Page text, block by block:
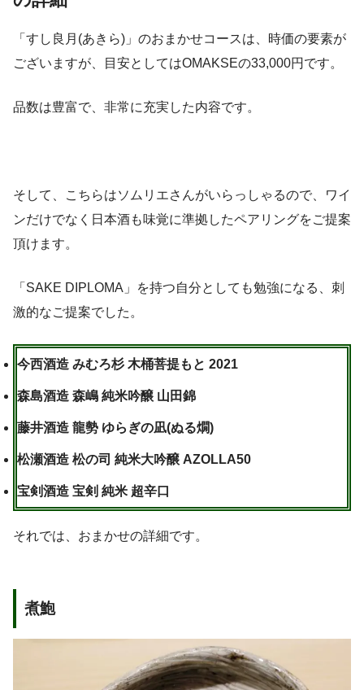
「すし良月(あきら)」のおまかせコースは、時価の要素が
ございますが、目安としてはOMAKSEの33,000円です。
品数は豊富で、非常に充実した内容です。
そして、こちらはソムリエさんがいらっしゃるので、ワイ
ンだけでなく日本酒も味覚に準拠したペアリングをご提案
頂けます。
「SAKE DIPLOMA」を持つ自分としても勉強になる、刺
激的なご提案でした。
今西酒造 みむろ杉 木桶菩提もと 2021
森島酒造 森嶋 純米吟醸 山田錦
藤井酒造 龍勢 ゆらぎの凪(ぬる燗)
松瀬酒造 松の司 純米大吟醸 AZOLLA50
宝剣酒造 宝剣 純米 超辛口
それでは、おまかせの詳細です。
煮鮑